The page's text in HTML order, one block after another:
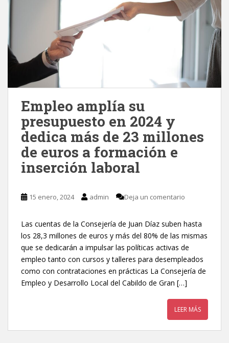
Empleo amplía su
presupuesto en 2024 y
dedica más de 23 millones
de euros a formación e
inserción laboral
15 enero, 2024 admin Deja un comentario
Las cuentas de la Consejería de Juan Díaz suben hasta
los 28,3 millones de euros y más del 80% de las mismas
que se dedicarán a impulsar las políticas activas de
empleo tanto con cursos y talleres para desempleados
como con contrataciones en prácticas La Consejería de
Empleo y Desarrollo Local del Cabildo de Gran […]
LEER MÁS